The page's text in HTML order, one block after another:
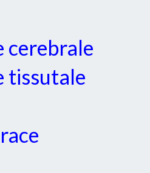
cerebrale
tissutale